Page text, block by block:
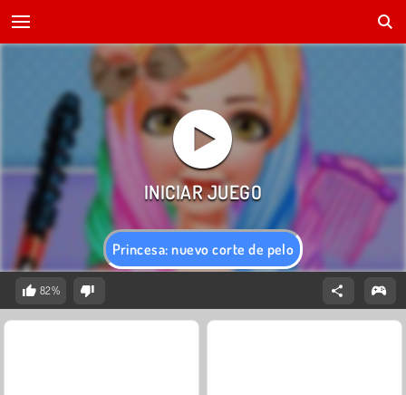
Princesa: nuevo corte de pelo
82%